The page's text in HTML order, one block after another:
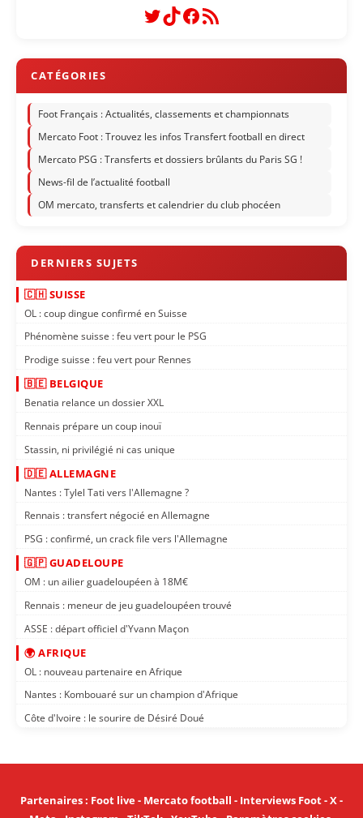
Twitter
TikTok
Facebook
Flux RSS
Foot Français : Actualités, classements et championnats
Mercato Foot : Trouvez les infos Transfert football en direct
Mercato PSG : Transferts et dossiers brûlants du Paris SG !
News-fil de l’actualité football
OM mercato, transferts et calendrier du club phocéen
🇨🇭 SUISSE
OL : coup dingue confirmé en Suisse
Phénomène suisse : feu vert pour le PSG
Prodige suisse : feu vert pour Rennes
🇧🇪 BELGIQUE
Benatia relance un dossier XXL
Rennais prépare un coup inouï
Stassin, ni privilégié ni cas unique
🇩🇪 ALLEMAGNE
Nantes : Tylel Tati vers l'Allemagne ?
Rennais : transfert négocié en Allemagne
PSG : confirmé, un crack file vers l'Allemagne
🇬🇵 GUADELOUPE
OM : un ailier guadeloupéen à 18M€
Rennais : meneur de jeu guadeloupéen trouvé
ASSE : départ officiel d'Yvann Maçon
🌍 AFRIQUE
OL : nouveau partenaire en Afrique
Nantes : Kombouaré sur un champion d'Afrique
Côte d'Ivoire : le sourire de Désiré Doué
Partenaires: Foot live- Mercato football - Interviews Foot-X-